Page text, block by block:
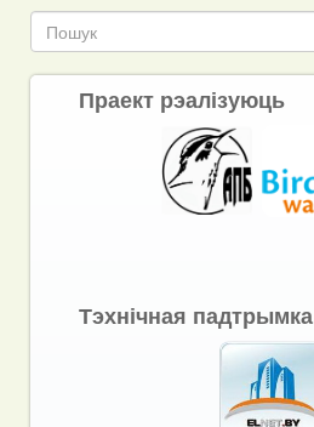
Праект рэалізуюць
Тэхнічная падтрымка